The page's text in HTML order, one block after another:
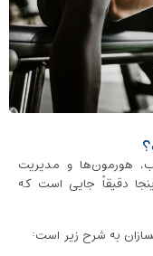
هورمون‌ها و مدیریت
دقیقاً جایی است که
به شرح زیر است: